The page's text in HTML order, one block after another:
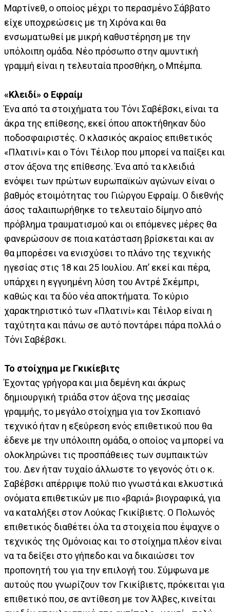
Μαρτίνεθ, ο οποίος μέχρι το περασμένο Σάββατο
είχε υποχρεώσεις με τη Χιρόνα και θα
ενσωματωθεί με μικρή καθυστέρηση με την
υπόλοιπη ομάδα. Νέο πρόσωπο στην αμυντική
γραμμή είναι η τελευταία προσθήκη, ο Μπέμπα.
«Κλειδί» ο Εφραίμ
Ένα από τα στοιχήματα του Τόνι Σαβέβσκι, είναι τα
άκρα της επίθεσης, εκεί όπου αποκτήθηκαν δύο
ποδοσφαιριστές. Ο κλασικός ακραίος επιθετικός
«Πλατινί» και ο Τόνι Τέιλορ που μπορεί να παίξει και
στον άξονα της επίθεσης. Ένα από τα κλειδιά
ενόψει των πρώτων ευρωπαϊκών αγώνων είναι ο
βαθμός ετοιμότητας του Γιώργου Εφραίμ. Ο διεθνής
άσος ταλαιπωρήθηκε το τελευταίο δίμηνο από
πρόβλημα τραυματισμού και οι επόμενες μέρες θα
φανερώσουν σε ποια κατάσταση βρίσκεται και αν
θα μπορέσει να ενισχύσει το πλάνο της τεχνικής
ηγεσίας στις 18 και 25 Ιουλίου. Απ’ εκεί και πέρα,
υπάρχει η εγγυημένη λύση του Αντρέ Σκέμπρι,
καθώς και τα δύο νέα αποκτήματα. Το κύριο
χαρακτηριστικό των «Πλατινί» και Τέιλορ είναι η
ταχύτητα και πάνω σε αυτό ποντάρει πάρα πολλά ο
Τόνι Σαβέβσκι.
Το στοίχημα με Γκικίεβιτς
Έχοντας γρήγορα και μια δεμένη και άκρως
δημιουργική τριάδα στον άξονα της μεσαίας
γραμμής, το μεγάλο στοίχημα για τον Σκοπιανό
τεχνικό ήταν η εξεύρεση ενός επιθετικού που θα
έδενε με την υπόλοιπη ομάδα, ο οποίος να μπορεί να
ολοκληρώνει τις προσπάθειες των συμπαικτών
του. Δεν ήταν τυχαίο άλλωστε το γεγονός ότι ο κ.
Σαβέβσκι απέρριψε πολύ πιο γνωστά και ελκυστικά
ονόματα επιθετικών με πιο «βαριά» βιογραφικά, για
να καταλήξει στον Λούκας Γκικίβιετς. Ο Πολωνός
επιθετικός διαθέτει όλα τα στοιχεία που έψαχνε ο
τεχνικός της Ομόνοιας και το στοίχημα πλέον είναι
να τα δείξει στο γήπεδο και να δικαιώσει τον
προπονητή του για την επιλογή του. Σύμφωνα με
αυτούς που γνωρίζουν τον Γκικίβιετς, πρόκειται για
επιθετικό που, σε αντίθεση με τον Άλβες, κινείται